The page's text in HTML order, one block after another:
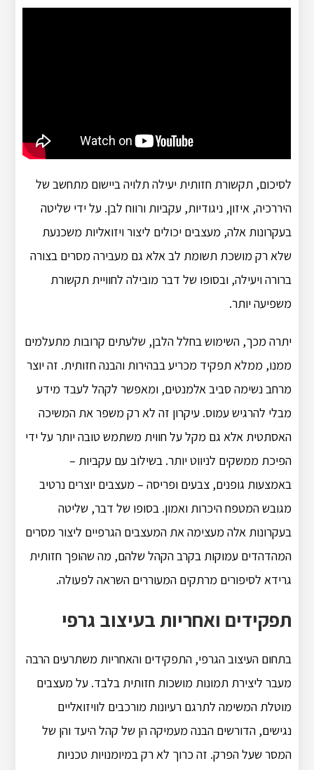
לסיכום, תקשורת חזותית יעילה תלויה ביישום מתחשב של
היררכיה, איזון, ניגודיות, עקביות ורווח לבן. על ידי שליטה
בעקרונות אלה, מעצבים יכולים ליצור ויזואליות משכנעת
שלא רק מושכת תשומת לב אלא גם מעבירה מסרים בצורה
ברורה ויעילה, ובסופו של דבר מובילה לחוויית תקשורת
משפיעה יותר.
יתרה מכך, השימוש בחלל הלבן, שלעתים קרובות מתעלמים
ממנו, ממלא תפקיד מכריע בבהירות והבנה חזותית. זה יוצר
מרחב נשימה סביב אלמנטים, ומאפשר לקהל לעבד מידע
מבלי להרגיש עמוס. עיקרון זה לא רק משפר את המשיכה
האסתטית אלא גם מקל על חווית משתמש טובה יותר על ידי
הפיכת ממשקים לניווט יותר. בשילוב עם עקביות –
באמצעות גופנים, צבעים ופריסה – מעצבים יוצרים נרטיב
מגובש המטפח היכרות ואמון. בסופו של דבר, שליטה
בעקרונות אלה מעצימה את המעצבים הגרפיים ליצור מסרים
המהדהדים עמוקות בקרב הקהל שלהם, מה שהופך חזותית
גרידא לסיפורים מרתקים המעוררים השראה לפעולה.
תפקידים ואחריות בעיצוב גרפי
בתחום העיצוב הגרפי, התפקידים והאחריות משתרעים הרבה
מעבר ליצירת תמונות מושכות חזותית בלבד. על מעצבים
מוטלת המשימה לתרגם רעיונות מורכבים לוויזואליים
נגישים, הדורשים הבנה מעמיקה הן של קהל היעד והן של
המסר שעל הפרק. זה כרוך לא רק במיומנויות טכניות